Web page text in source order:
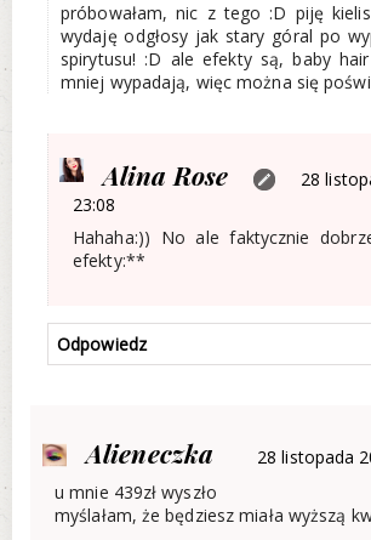
próbowałam, nic z tego :D piję
wydaję odgłosy jak stary góral po
spirytusu! :D ale efekty są, baby
mniej wypadają, więc można się
Alina Rose
28
23:08
Hahaha:)) No ale faktycznie
efekty:**
Odpowiedz
Alieneczka
28 listopada
u mnie 439zł wyszło
myślałam, że będziesz miała wyższą